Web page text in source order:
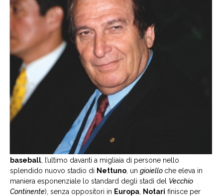
baseball , l’ultimo davanti a migliaia di persone nello
splendido nuovo stadio di Nettuno , un gioiello che eleva in
maniera esponenziale lo standard degli stadi del Vecchio
Continente), senza oppositori in Europa Notari finisce per